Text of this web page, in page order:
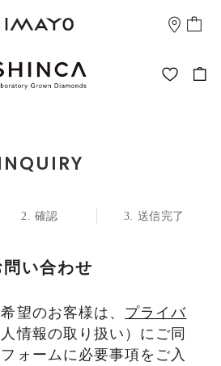
確認 送信完了
問い合わせ
望のお客様は、 プライバ
人情報の取り扱い）にご同
ォームに必要事項をご入